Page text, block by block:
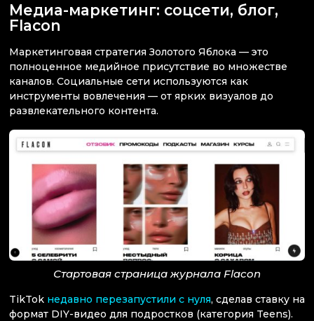
Медиа-маркетинг: соцсети, блог,
Flacon
Маркетинговая стратегия Золотого Яблока — это
полноценное медийное присутствие во множестве
каналов. Социальные сети используются как
инструменты вовлечения — от ярких визуалов до
развлекательного контента.
Стартовая страница журнала Flacon
TikTok недавно перезапустили с нуля, сделав ставку на
формат DIY-видео для подростков (категория Teens).